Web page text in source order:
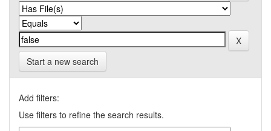
Start a new search
Add filters:
Use filters to refine the search results.